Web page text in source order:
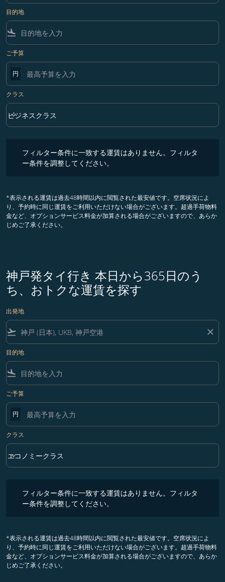
目的地
flight_land
ご予算
円
クラス
クラス option ビジネスクラス Selected
ビジネスクラス
keyboard_arrow_down
フィルター条件に一致する運賃はありません。フィルタ
ー条件を調整してください。
*表示される運賃は過去48時間以内に閲覧された最安値です。空席状況によ
り、予約時に同じ運賃をご利用いただけない場合がございます。超過手荷物料
金など、オプションサービス料金が加算される場合がございますので、あらか
じめご了承ください。
神戸発タイ行き 本日から365日のう
ち、おトクな運賃を探す
出発地
flight_takeoff close
目的地
flight_land
ご予算
円
クラス
クラス option エコノミークラス Selected
エコノミークラス
keyboard_arrow_down
フィルター条件に一致する運賃はありません。フィルタ
ー条件を調整してください。
*表示される運賃は過去48時間以内に閲覧された最安値です。空席状況によ
り、予約時に同じ運賃をご利用いただけない場合がございます。超過手荷物料
金など、オプションサービス料金が加算される場合がございますので、あらか
じめご了承ください。